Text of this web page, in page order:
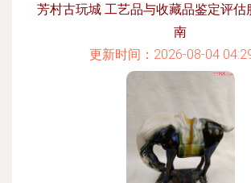
芳村古玩城 工艺品与收藏品鉴定评估
南
更新时间：2026-08-04